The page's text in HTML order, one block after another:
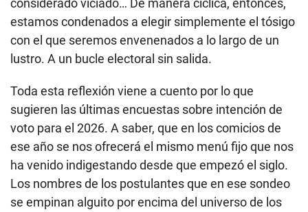
estamos condenados a elegir simplemente el tósigo
con el que seremos envenenados a lo largo de un
lustro. A un bucle electoral sin salida.
Toda esta reflexión viene a cuento por lo que
sugieren las últimas encuestas sobre intención de
voto para el 2026. A saber, que en los comicios de
ese año se nos ofrecerá el mismo menú fijo que nos
ha venido indigestando desde que empezó el siglo.
Los nombres de los postulantes que en ese sondeo
se empinan alguito por encima del universo de los